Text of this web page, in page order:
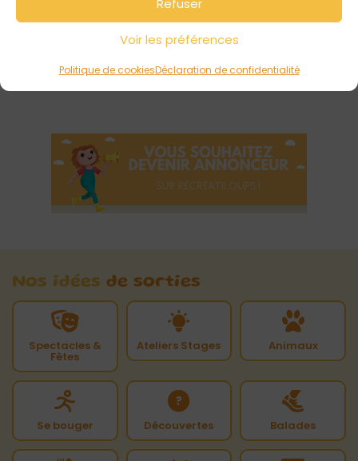
Refuser
Voir les préférences
Politique de cookiesDéclaration de confidentialité
Nos idées de sorties
Spectacles &
Fêtes
Ateliers Stages Animaux
Se bouger Découvertes Balades